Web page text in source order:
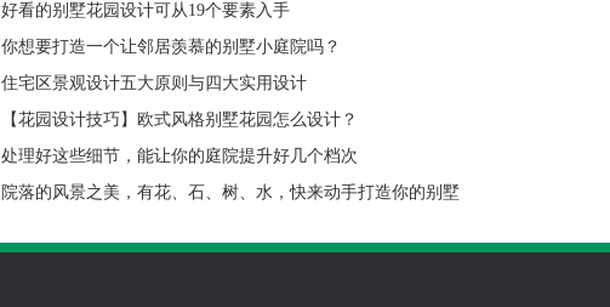
好看的别墅花园设计可从19个要素入手
你想要打造一个让邻居羡慕的别墅小庭院吗？
住宅区景观设计五大原则与四大实用设计
【花园设计技巧】欧式风格别墅花园怎么设计？
处理好这些细节，能让你的庭院提升好几个档次
院落的风景之美，有花、石、树、水，快来动手打造你的别墅